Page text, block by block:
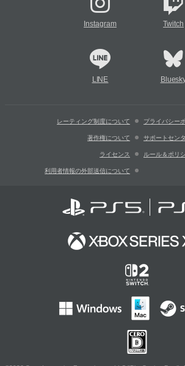
Instagram Twitch
LINE
レーティング制度について プライバシー
著作権について サポートセン
ライセンス ルール＆ポリ
利用者情報の外部送信について